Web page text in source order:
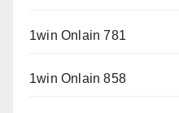
1win Onlain 781
1win Onlain 858